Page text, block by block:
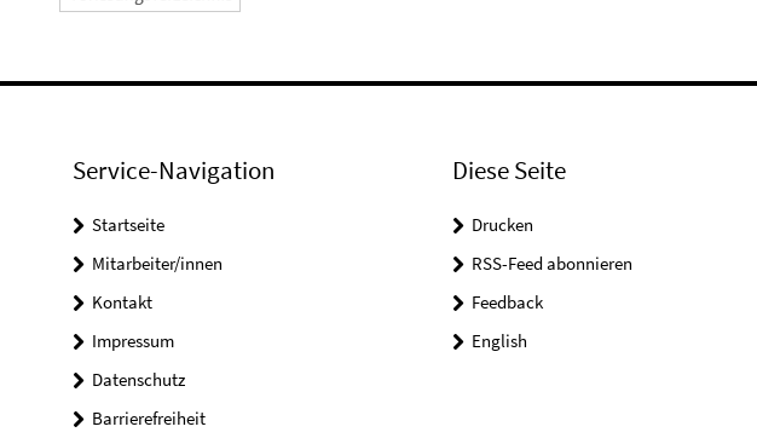
Service-Navigation
Startseite
Mitarbeiter/innen
Kontakt
Impressum
Datenschutz
Barrierefreiheit
Diese Seite
Drucken
RSS-Feed abonnieren
Feedback
English